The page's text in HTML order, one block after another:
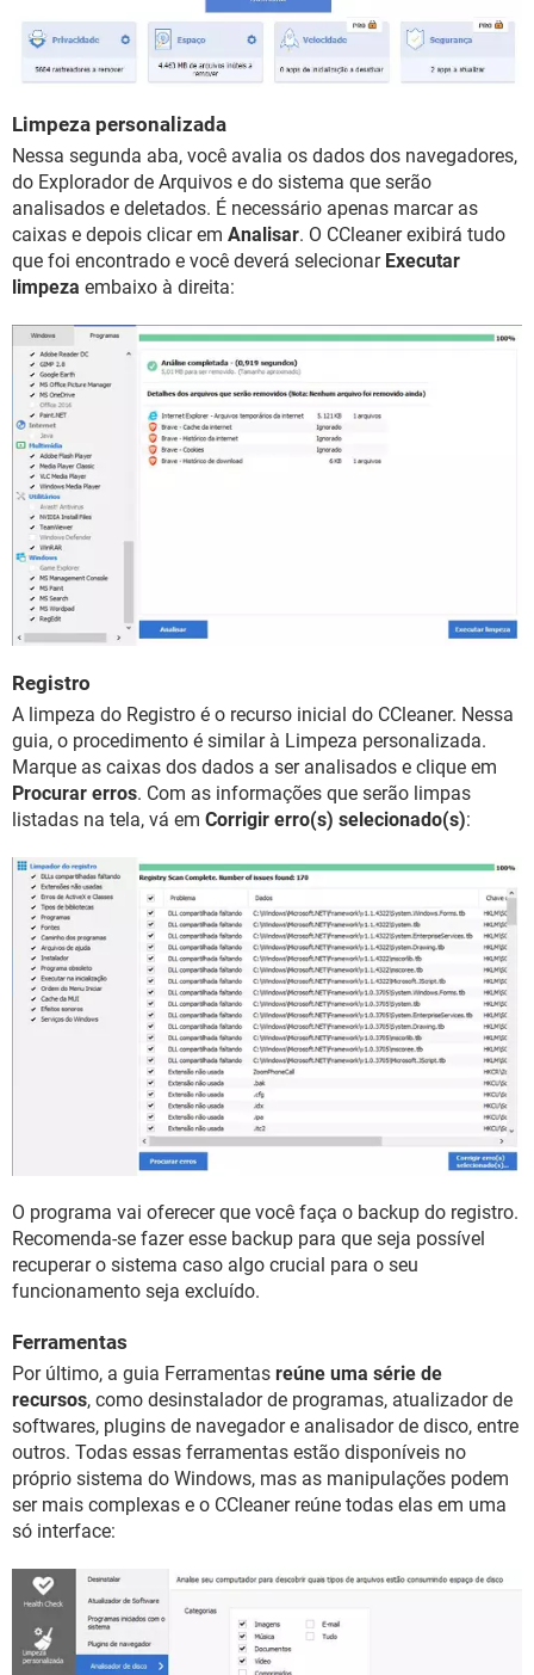
Limpeza personalizada
Nessa segunda aba, você avalia os dados dos navegadores,
do Explorador de Arquivos e do sistema que serão
analisados e deletados. É necessário apenas marcar as
caixas e depois clicar em Analisar. O CCleaner exibirá tudo
que foi encontrado e você deverá selecionar Executar
limpeza embaixo à direita:
Registro
A limpeza do Registro é o recurso inicial do CCleaner. Nessa
guia, o procedimento é similar à Limpeza personalizada.
Marque as caixas dos dados a ser analisados e clique em
Procurar erros. Com as informações que serão limpas
listadas na tela, vá em Corrigir erro(s) selecionado(s):
O programa vai oferecer que você faça o backup do registro.
Recomenda-se fazer esse backup para que seja possível
recuperar o sistema caso algo crucial para o seu
funcionamento seja excluído.
Ferramentas
Por último, a guia Ferramentas reúne uma série de
recursos, como desinstalador de programas, atualizador de
softwares, plugins de navegador e analisador de disco, entre
outros. Todas essas ferramentas estão disponíveis no
próprio sistema do Windows, mas as manipulações podem
ser mais complexas e o CCleaner reúne todas elas em uma
só interface: